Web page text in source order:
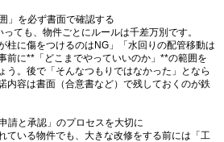
」を必ず書面で確認する
っても、物件ごとにルールは千差万別です。
柱に傷をつけるのはNG」「水回りの配管移動は
前に**「どこまでやっていいのか」**の範囲を
う。後で「そんなつもりではなかった」となら
内容は書面（合意書など）で残しておくのが鉄
請と承認」のプロセスを大切に
ている物件でも、大きな改修をする前には「工